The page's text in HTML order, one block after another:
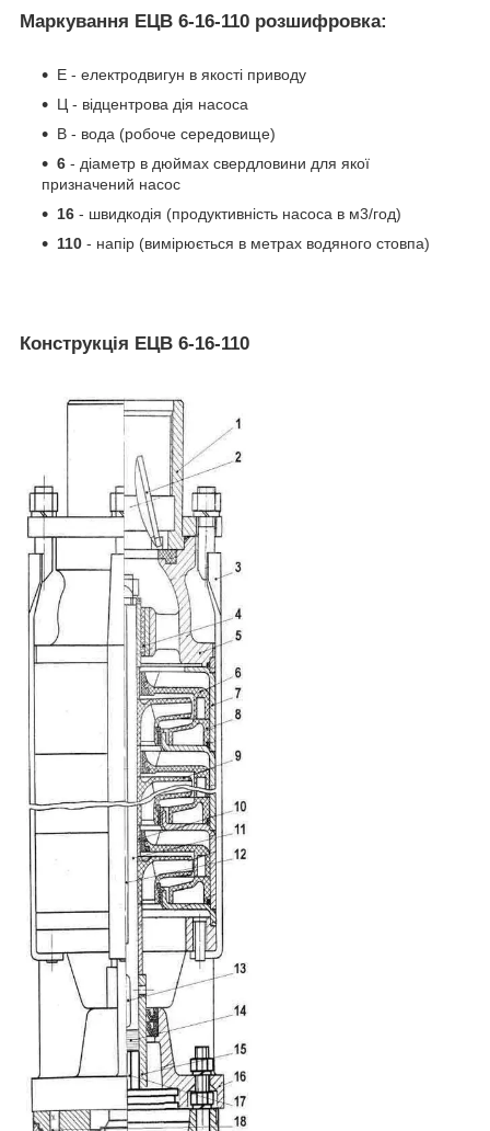
Маркування ЕЦВ 6-16-110 розшифровка:
Е - електродвигун в якості приводу
Ц - відцентрова дія насоса
В - вода (робоче середовище)
6 - діаметр в дюймах свердловини для якої
призначений насос
16 - швидкодія (продуктивність насоса в м3/год)
110 - напір (вимірюється в метрах водяного стовпа)
Конструкція ЕЦВ 6-16-110